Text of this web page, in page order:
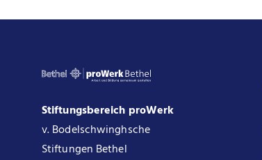
Stiftungsbereich proWerk
v. Bodelschwinghsche
Stiftungen Bethel